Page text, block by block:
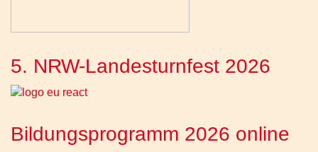
5. NRW-Landesturnfest 2026
Bildungsprogramm 2026 online